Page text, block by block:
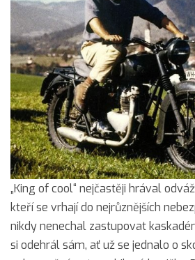
„King of cool“ nejčastěji hrával
kteří se vrhají do nejrůznějších
nikdy nenechal zastupovat
si odehrál sám, ať už se jednalo o